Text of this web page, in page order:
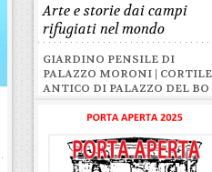
Arte e storie dai campi
rifugiati nel mondo
GIARDINO PENSILE DI
PALAZZO MORONI | CORTILE
ANTICO DI PALAZZO DEL BO